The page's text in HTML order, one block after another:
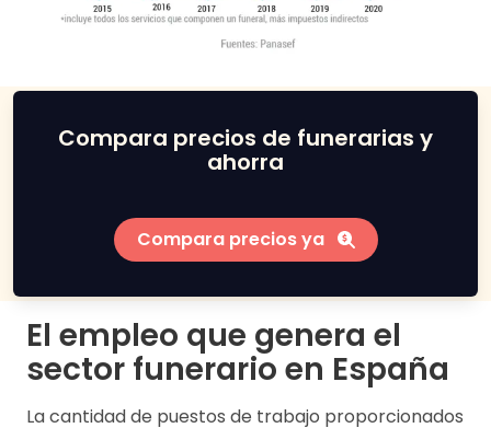
Compara precios de funerarias y
ahorra
Compara precios ya
El empleo que genera el
sector funerario en España
La cantidad de puestos de trabajo proporcionados